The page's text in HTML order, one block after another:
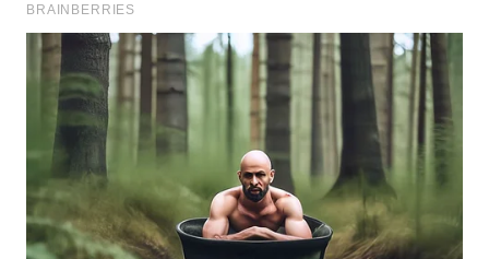
WN
SULSEL
WN
GORONTALO
WN
SULUT